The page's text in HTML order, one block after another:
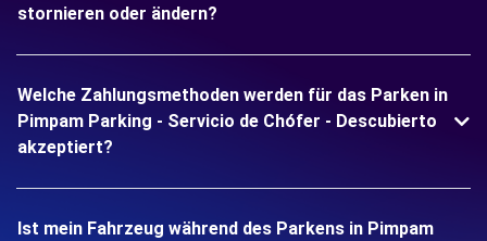
stornieren oder ändern?
Welche Zahlungsmethoden werden für das Parken in
Pimpam Parking - Servicio de Chófer - Descubierto
akzeptiert?
Ist mein Fahrzeug während des Parkens in Pimpam